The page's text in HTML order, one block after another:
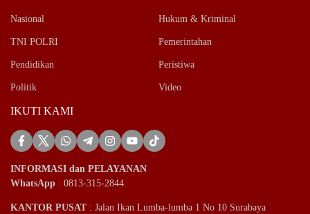
Nasional Hukum & Kriminal
TNI POLRI Pemerintahan
Pendidikan Peristiwa
Politik Video
IKUTI KAMI
INFORMASI dan PELAYANAN
WhatsApp : 0813-315-2844
KANTOR PUSAT: Jalan Ikan Lumba-lumba 1 No 10 Surabaya